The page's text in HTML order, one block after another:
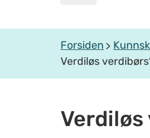
Forsiden
Verdiløs